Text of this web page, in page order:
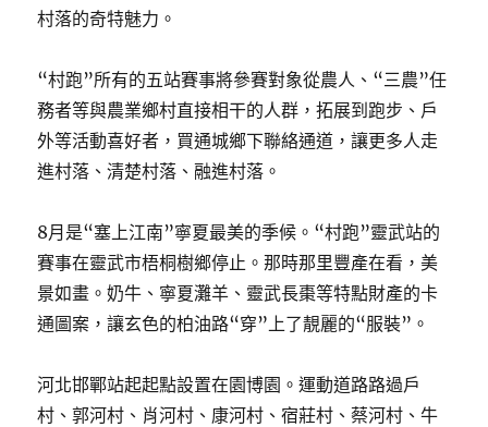
村落的奇特魅力。
“村跑”所有的五站賽事將參賽對象從農人、“三農”任
務者等與農業鄉村直接相干的人群，拓展到跑步、戶
外等活動喜好者，買通城鄉下聯絡通道，讓更多人走
進村落、清楚村落、融進村落。
8月是“塞上江南”寧夏最美的季候。“村跑”靈武站的
賽事在靈武市梧桐樹鄉停止。那時那里豐產在看，美
景如畫。奶牛、寧夏灘羊、靈武長棗等特點財產的卡
通圖案，讓玄色的柏油路“穿”上了靚麗的“服裝”。
河北邯鄲站起起點設置在園博園。運動道路路過戶
村、郭河村、肖河村、康河村、宿莊村、蔡河村、牛